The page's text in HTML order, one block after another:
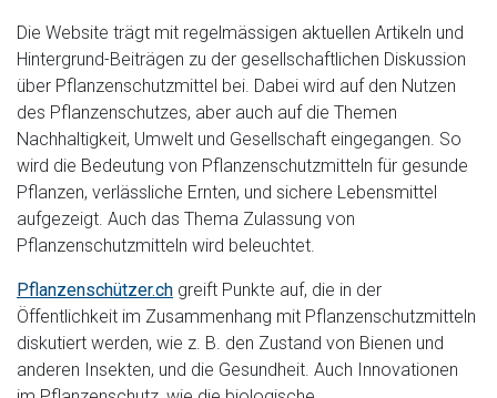
Die Website trägt mit regelmässigen aktuellen Artikeln und
Hintergrund-Beiträgen zu der gesellschaftlichen Diskussion
über Pflanzenschutzmittel bei. Dabei wird auf den Nutzen
des Pflanzenschutzes, aber auch auf die Themen
Nachhaltigkeit, Umwelt und Gesellschaft eingegangen. So
wird die Bedeutung von Pflanzenschutzmitteln für gesunde
Pflanzen, verlässliche Ernten, und sichere Lebensmittel
aufgezeigt. Auch das Thema Zulassung von
Pflanzenschutzmitteln wird beleuchtet.
Pflanzenschützer.ch greift Punkte auf, die in der
Öffentlichkeit im Zusammenhang mit Pflanzenschutzmitteln
diskutiert werden, wie z. B. den Zustand von Bienen und
anderen Insekten, und die Gesundheit. Auch Innovationen